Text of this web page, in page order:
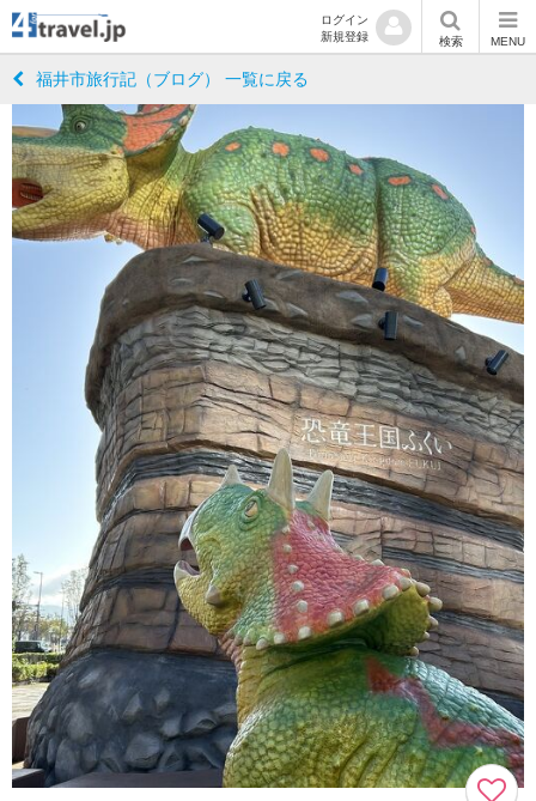
ログイン
新規登録
検索 MENU
福井市旅行記（ブログ） 一覧に戻る